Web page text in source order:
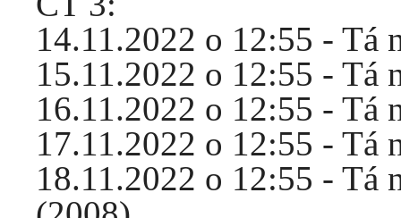
14.11.2022 o 12:55 - Tá
15.11.2022 o 12:55 - Tá
16.11.2022 o 12:55 - Tá
17.11.2022 o 12:55 - Tá
18.11.2022 o 12:55 - Tá